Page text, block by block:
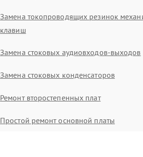
Замена токопроводящих резинок
клавиш
Замена стоковых аудиовходов-выходов
Замена стоковых конденсаторов
Ремонт второстепенных плат
Простой ремонт основной платы